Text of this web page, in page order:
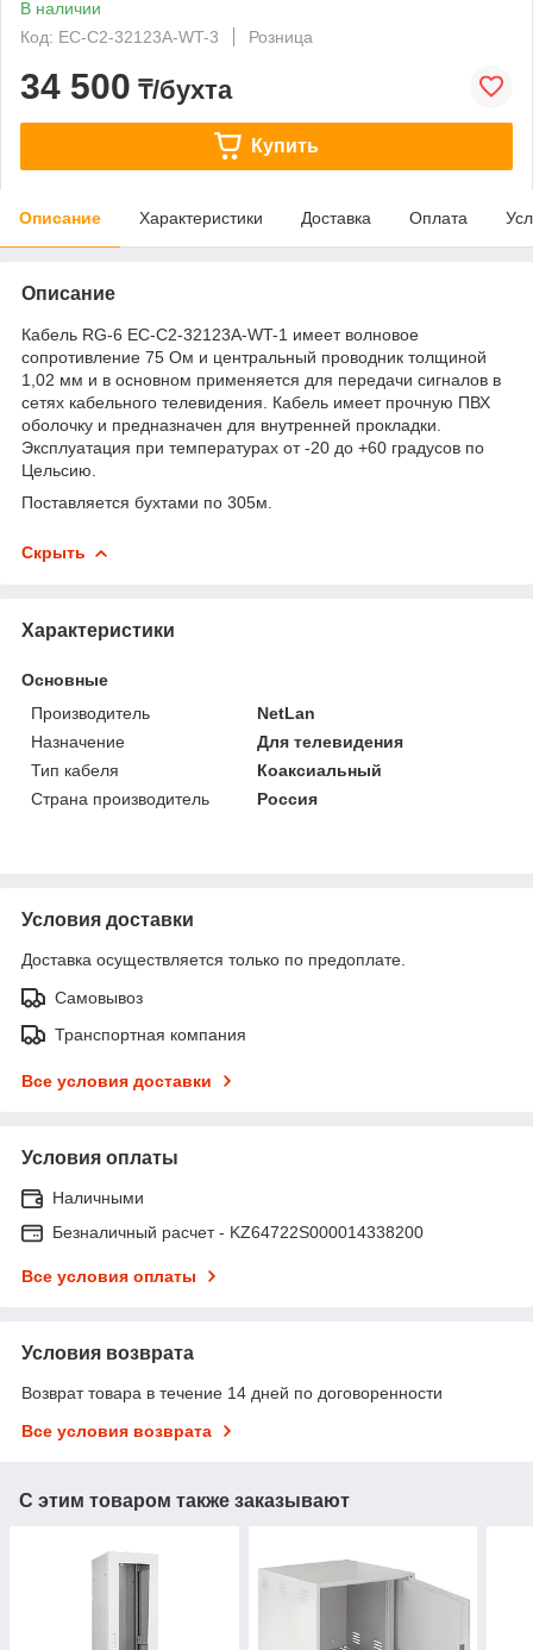
В наличии
Код: EC-C2-32123A-WT-3
Розница
34 500 ₸/бухта
Купить
Описание Характеристики Доставка Оплата
Описание
Кабель RG-6 EC-C2-32123A-WT-1 имеет волновое
сопротивление 75 Ом и центральный проводник толщиной
1,02 мм и в основном применяется для передачи сигналов в
сетях кабельного телевидения. Кабель имеет прочную ПВХ
оболочку и предназначен для внутренней прокладки.
Эксплуатация при температурах от -20 до +60 градусов по
Цельсию.
Поставляется бухтами по 305м.
Скрыть
Характеристики
Основные
Производитель
NetLan
Назначение
Для телевидения
Тип кабеля
Коаксиальный
Страна производитель
Россия
Условия доставки
Доставка осуществляется только по предоплате.
Самовывоз
Транспортная компания
Все условия доставки
Условия оплаты
Наличными
Безналичный расчет - KZ64722S000014338200
Все условия оплаты
Условия возврата
Возврат товара в течение 14 дней по договоренности
Все условия возврата
С этим товаром также заказывают